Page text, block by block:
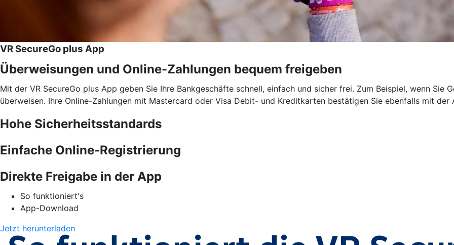
VR SecureGo plus App
Überweisungen und Online-Zahlungen bequem freigeben
Mit der VR SecureGo plus App geben Sie Ihre Bankgeschäfte schnell, einfach und sicher frei. Zum Beispiel, wenn Sie
überweisen. Ihre Online-Zahlungen mit Mastercard oder Visa Debit- und Kreditkarten bestätigen Sie ebenfalls mit der
Hohe Sicherheitsstandards
Einfache Online-Registrierung
Direkte Freigabe in der App
So funktioniert's
App-Download
Jetzt herunterladen